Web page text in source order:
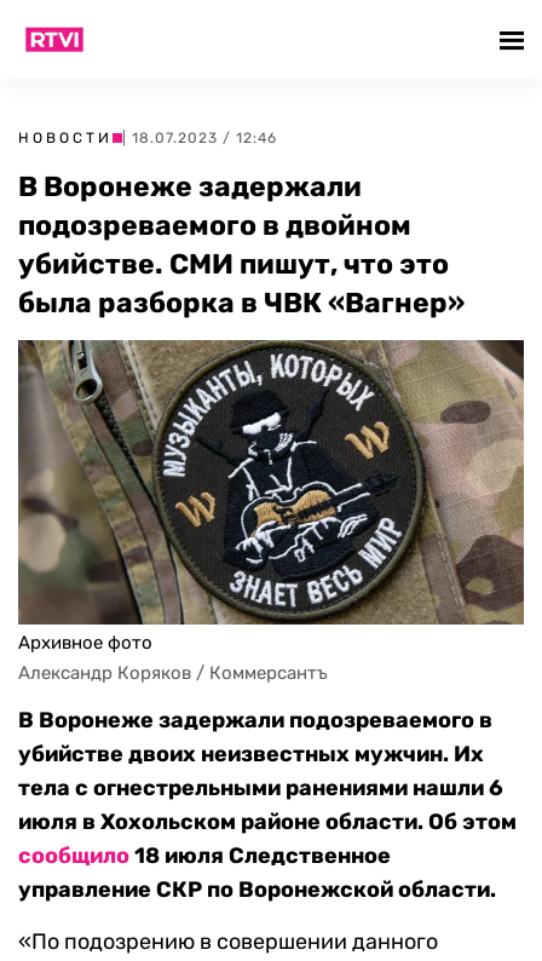
НОВОСТИ | 18.07.2023 / 12:46
В Воронеже задержали
подозреваемого в двойном
убийстве. СМИ пишут, что это
была разборка в ЧВК «Вагнер»
Архивное фото
Александр Коряков / Коммерсантъ
В Воронеже задержали подозреваемого в
убийстве двоих неизвестных мужчин. Их
тела с огнестрельными ранениями нашли 6
июля в Хохольском районе области. Об этом
сообщило18 июля Следственное
управление СКР по Воронежской области.
«По подозрению в совершении данного